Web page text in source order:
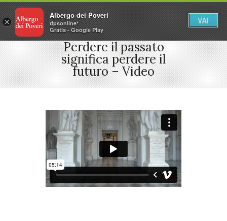
Perdere il passato
significa perdere il
futuro – Video
×
Albergo dei Poveri
dpsonline*
Gratis - Google Play
VAI